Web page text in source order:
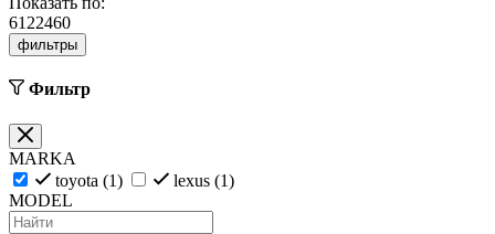
6122460
фильтры
Фильтр
MARKA
toyota (1) lexus (1)
MODEL